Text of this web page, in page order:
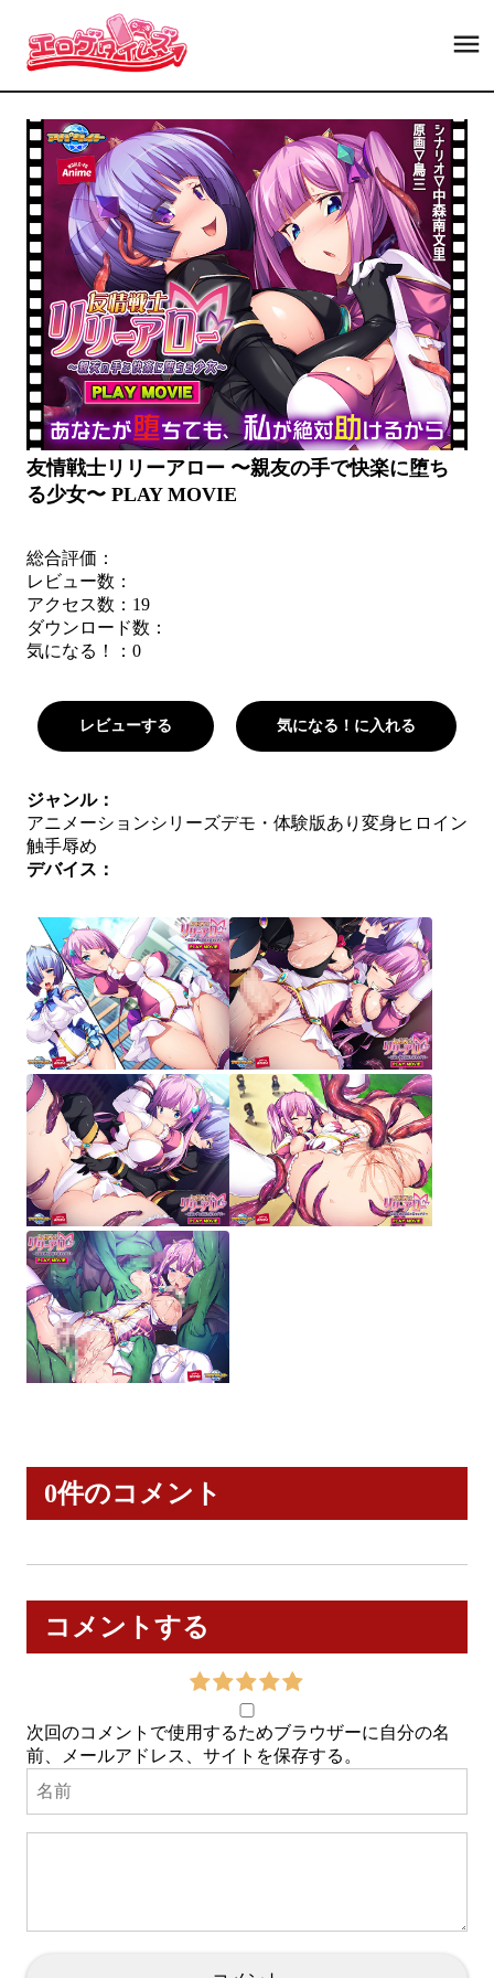
友情戦士リリーアロー 〜親友の手で快楽に堕ち
る少女〜 PLAY MOVIE
総合評価：
レビュー数：
アクセス数：19
ダウンロード数：
気になる！： 0
レビューする 気になる！に入れる
ジャンル：
アニメーションシリーズデモ・体験版あり 変身ヒロイン
触手辱め
デバイス：
0件のコメント
コメントする
次回のコメントで使用するためブラウザーに自分の名
前、メールアドレス、サイトを保存する。